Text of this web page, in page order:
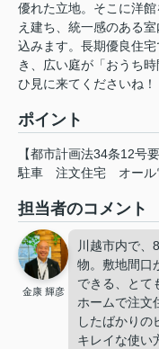
優れた立地。そこに洋
え建ち、統一感のある
込みます。長期優良住
き、広い庭が「おうち
ひ見に来てくださいね！
ポイント
【都市計画法34条12号
駐車
注文住宅 オー
担当者のコメント
金康 輝彦
川越市内で、
物。敷地間口
できる、とて
ホームで注文
したばかりの
キレイな使い